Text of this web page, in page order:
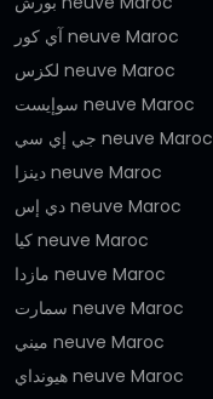
آي كور neuve Maroc
لكزس neuve Maroc
سوإيست neuve Maroc
جي إي سي neuve Maroc
دينزا neuve Maroc
دي إس neuve Maroc
كيا neuve Maroc
مازدا neuve Maroc
سمارت neuve Maroc
ميني neuve Maroc
هيونداي neuve Maroc